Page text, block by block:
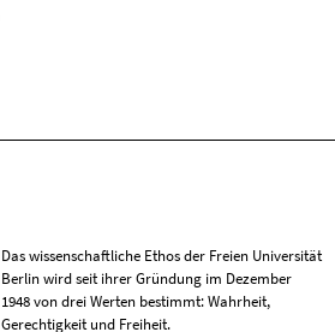
Das wissenschaftliche Ethos der Freien Universität
Berlin wird seit ihrer Gründung im Dezember
1948 von drei Werten bestimmt: Wahrheit,
Gerechtigkeit und Freiheit.